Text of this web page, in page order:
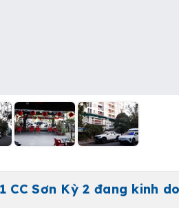
CC Sơn Kỳ 2 đang kinh